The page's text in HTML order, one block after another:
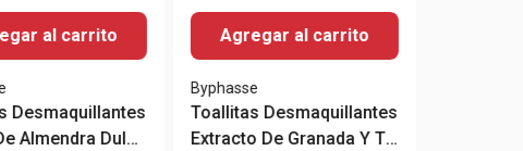
al carrito
Desmaquillantes
Almendra Dulce
Agregar al carrito
Byphasse
Toallitas Desmaquillantes
Extracto De Granada Y Té